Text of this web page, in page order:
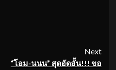
Next
“โอม-นนน” สุดอัดอั้น!!! ขอ